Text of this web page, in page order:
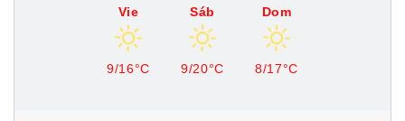
Vie
9/16°C
Sáb
9/20°C
Dom
8/17°C